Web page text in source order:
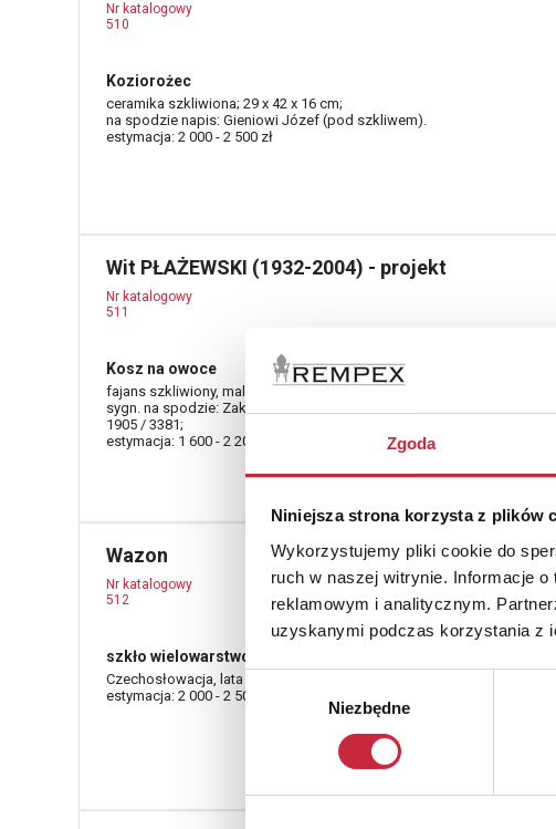
Zgoda
Niniejsza strona korzysta z plików
Wykorzystujemy pliki cookie do
ruch w naszej witrynie. Informacje
reklamowym i analitycznym.
uzyskanymi podczas korzystania z
Niezbędne
Nr katalogowy
510
Koziorożec
ceramika szkliwiona; 29 x 42 x 16 cm;
na spodzie napis: Gieniowi Józef (pod szkliwem).
estymacja: 2 000 - 2 500 zł
Wit PŁAŻEWSKI (1932-2004) - projekt
Nr katalogowy
511
Kosz na owoce
fajans szkliwiony, malowany,16 x 24 x 33 cm;
sygn. na spodzie: Zakłady Fajansu / Włocławek / Rewolucji
1905 / 3381;
estymacja: 1 600 - 2 200 zł
Wazon
Nr katalogowy
512
szkło wielowarstwowe, wielobarwne; wys. 26,5 cm;
Czechosłowacja, lata 70.-80. XX w.
estymacja: 2 000 - 2 500 zł